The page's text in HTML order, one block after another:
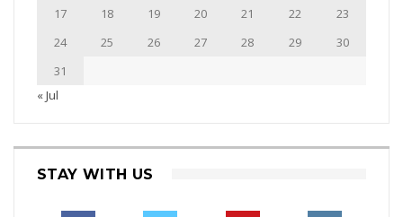
17
18 19 20 21 22
23
24
25 26 27 28 29
30
31
« Jul
STAY WITH US